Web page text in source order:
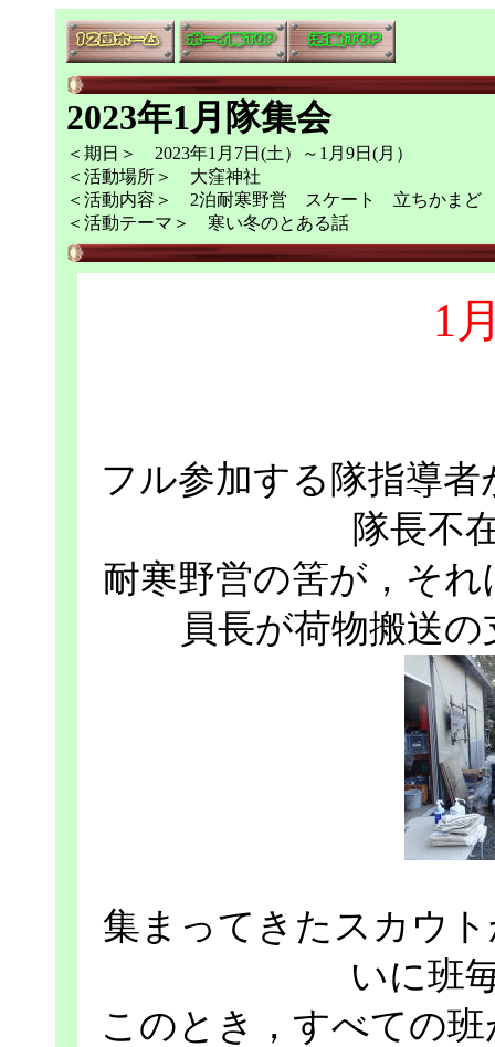
2023年1月隊集会
＜期日＞ 2023年1月7日(土）～1月9日(月）
＜活動場所＞ 大窪神社
＜活動内容＞ 2泊耐寒野営 スケート 立ちかまど
＜活動テーマ＞ 寒い冬のとある話
1
フル参加する隊指導者
隊長不
耐寒野営の筈が，そ
員長が荷物搬送
集まってきたスカウ
いに班
このとき，すべての